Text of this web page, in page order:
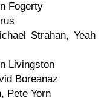
Fogerty
Strahan, Yeah
Livingston
Boreanaz
Pete Yorn